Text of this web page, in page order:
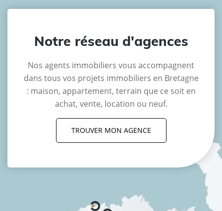
Notre réseau d'agences
Nos agents immobiliers vous accompagnent
dans tous vos projets immobiliers en Bretagne
: maison, appartement, terrain que ce soit en
achat, vente, location ou neuf.
TROUVER MON AGENCE